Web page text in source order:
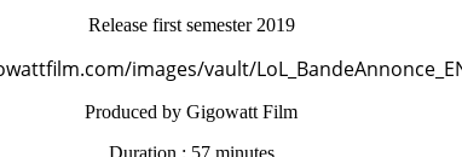
Release first semester 2019
images/vault/
Produced by Gigowatt Film
Duration : 57 minutes